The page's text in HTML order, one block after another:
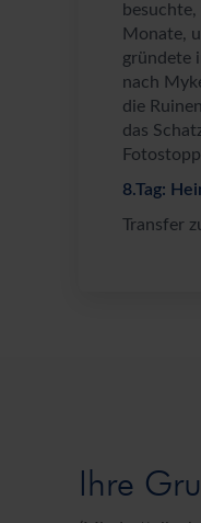
Monate,
gründete
nach
die
das
8.Tag:
Transfer
Ihre